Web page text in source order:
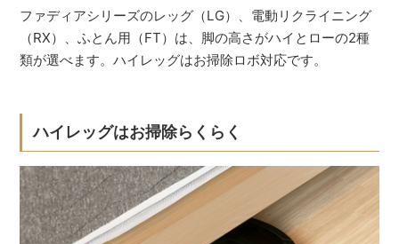
ファディアシリーズのレッグ（LG）、電動リクライニング
（RX）、ふとん用（FT）は、脚の高さがハイとローの2種
類が選べます。ハイレッグはお掃除ロボ対応です。
ハイレッグはお掃除らくらく